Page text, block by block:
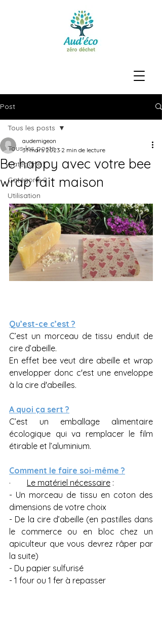
Post
Tous les posts
Catégorie 1
Catégorie 2
Utilisation
Tous les posts
Be happy avec votre bee
wrap fait maison
audemigeon
31 mars 2023 2 min de lecture
Qu’est-ce c’est ?
C’est un morceau de tissu enduit de
cire d’abeille.
En effet bee veut dire abeille et wrap
envelopper donc c'est une enveloppe
à la cire d'abeilles.
A quoi ça sert ?
C’est un emballage alimentaire
écologique qui va remplacer le film
étirable et l’aluminium.
Comment le faire soi-même ?
· Le matériel nécessaire :
- Un morceau de tissu en coton des
dimensions de votre choix
- De la cire d’abeille (en pastilles dans
le commerce ou en bloc chez un
apiculteur que vous devrez râper par
la suite)
- Du papier sulfurisé
- 1 four ou 1 fer à repasser